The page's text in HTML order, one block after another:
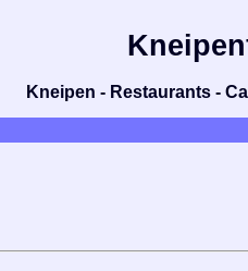
Kneipen - Restaurants -